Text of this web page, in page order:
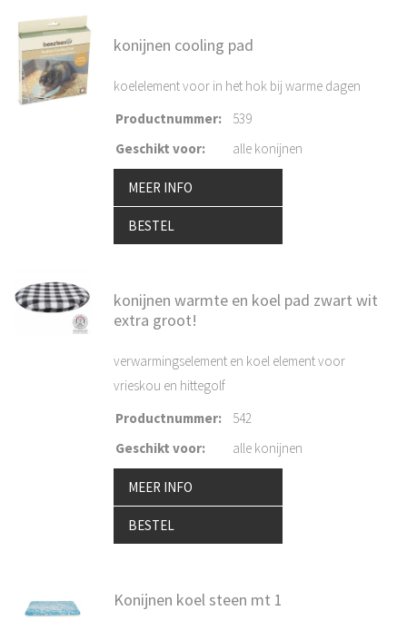
konijnen cooling pad
koelelement voor in het hok bij warme dagen
Productnummer:
539
Geschikt voor: alle konijnen
MEER INFO
BESTEL
konijnen warmte en koel pad zwart wit
extra groot!
verwarmingselement en koel element voor
vrieskou en hittegolf
Productnummer:
542
Geschikt voor: alle konijnen
MEER INFO
BESTEL
Konijnen koel steen mt 1